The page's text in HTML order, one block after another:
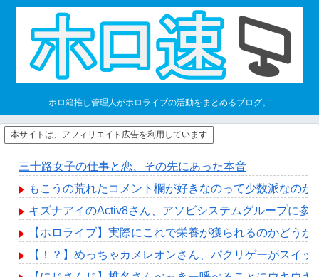
ホロ箱推し管理人がホロライブの活動をまとめるブログ。
本サイトは、アフィリエイト広告を利用しています
三十路女子の仕事と恋、その先にあった本音
もこうの荒れたコメント欄が好きなのって少数派なのか
キズナアイのActiv8さん、アソビシステムグループに参
【ホロライブ】実際にこれで栄養が獲られるのかどうか
【！？】めっちゃカメレオンさん、パクリゲーがスイ